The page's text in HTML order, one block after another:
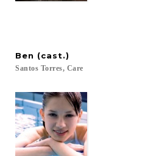
Ben (cast.)
Santos Torres, Care